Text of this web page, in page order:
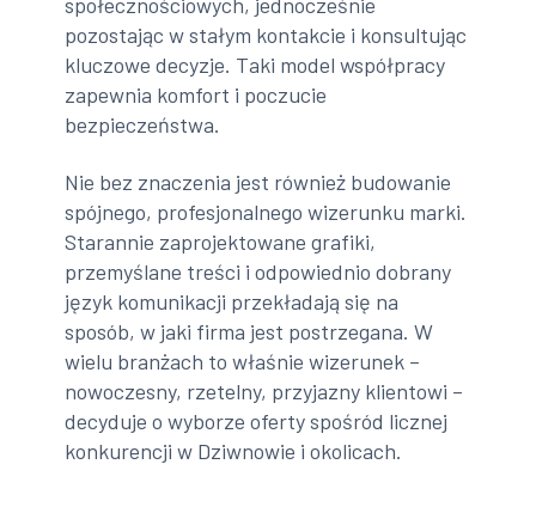
pozostając w stałym kontakcie i konsultując
kluczowe decyzje. Taki model współpracy
zapewnia komfort i poczucie
bezpieczeństwa.
Nie bez znaczenia jest również budowanie
spójnego, profesjonalnego wizerunku marki.
Starannie zaprojektowane grafiki,
przemyślane treści i odpowiednio dobrany
język komunikacji przekładają się na
sposób, w jaki firma jest postrzegana. W
wielu branżach to właśnie wizerunek –
nowoczesny, rzetelny, przyjazny klientowi –
decyduje o wyborze oferty spośród licznej
konkurencji w Dziwnowie i okolicach.